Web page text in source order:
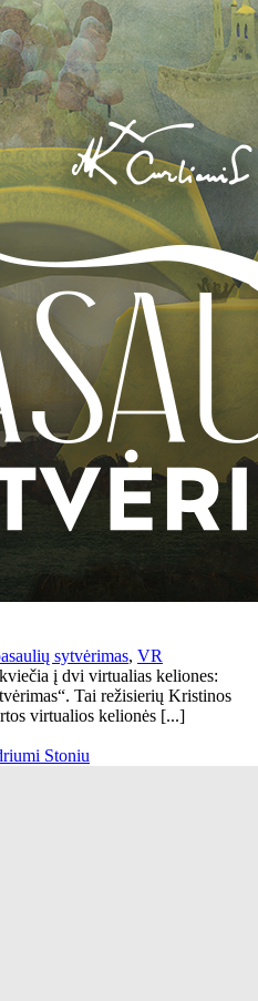
sytvėrimas, VR
į dvi virtualias keliones:
Tai režisierių Kristinos
virtualios kelionės [...]
Stoniu